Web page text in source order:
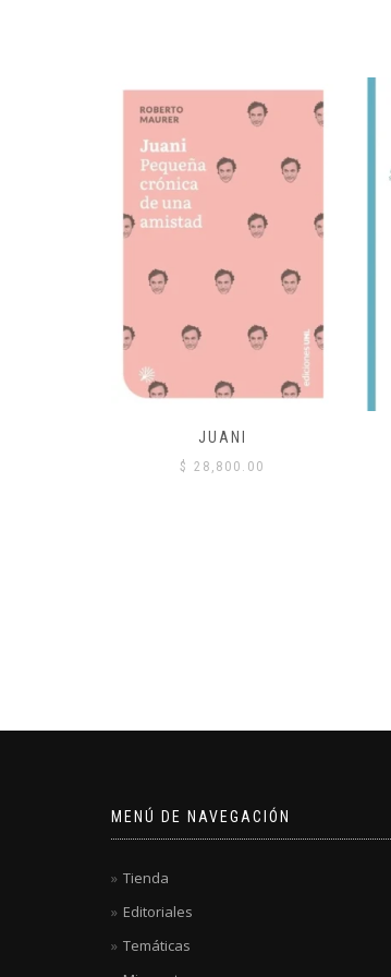
JUANI
$ 28,800.00
MENÚ DE NAVEGACIÓN
Tienda
Editoriales
Temáticas